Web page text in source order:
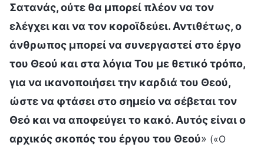
Σατανάς, ούτε θα μπορεί πλέον να τον
ελέγχει και να τον κοροϊδεύει. Αντιθέτως, ο
άνθρωπος μπορεί να συνεργαστεί στο έργο
του Θεού και στα λόγια Του με θετικό τρόπο,
για να ικανοποιήσει την καρδιά του Θεού,
ώστε να φτάσει στο σημείο να σέβεται τον
Θεό και να αποφεύγει το κακό. Αυτός είναι ο
αρχικός σκοπός του έργου του Θεού» («Ο